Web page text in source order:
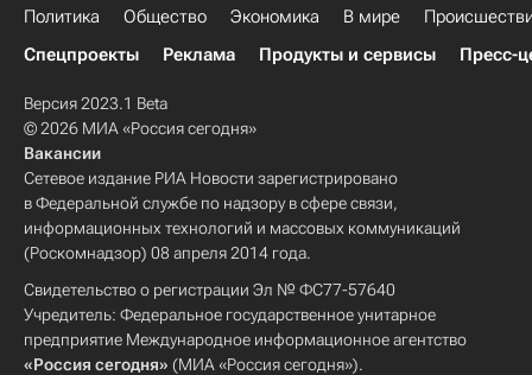
Политика Общество Экономика В мире
Спецпроекты
Реклама Продукты и сервисы Пресс-
Версия 2023.1 Beta
© 2026 МИА «Россия сегодня»
Вакансии
Сетевое издание РИА Новости зарегистрировано
в Федеральной службе по надзору в сфере связи,
информационных технологий и массовых коммуникаций
(Роскомнадзор) 08 апреля 2014 года.
Свидетельство о регистрации Эл № ФС77-57640
Учредитель: Федеральное государственное унитарное
предприятие Международное информационное агентство
«Россия сегодня» (МИА «Россия сегодня»).